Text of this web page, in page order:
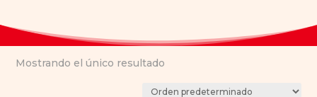
Mostrando el único resultado